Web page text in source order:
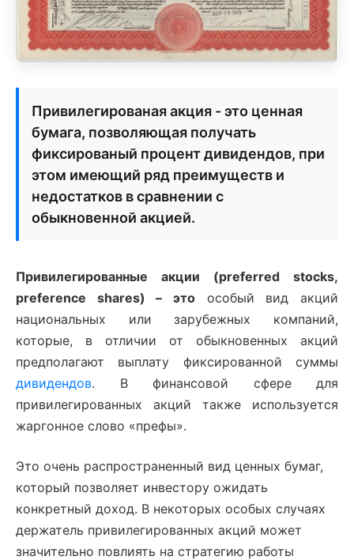
Привилегированая акция - это ценная
бумага, позволяющая получать
фиксированый процент дивидендов, при
этом имеющий ряд преимуществ и
недостатков в сравнении с
обыкновенной акцией.
Привилегированные акции (preferred stocks,
preference shares) – это особый вид акций
национальных или зарубежных компаний,
которые, в отличии от обыкновенных акций
предполагают выплату фиксированной суммы
дивидендов. В финансовой сфере для
привилегированных акций также используется
жаргонное слово «префы».
Это очень распространенный вид ценных бумаг,
который позволяет инвестору ожидать
конкретный доход. В некоторых особых случаях
держатель привилегированных акций может
значительно повлиять на стратегию работы